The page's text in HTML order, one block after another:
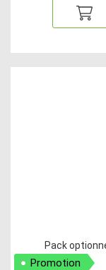
Pack
Promotion